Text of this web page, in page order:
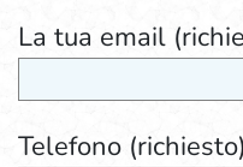
La tua email
Telefono